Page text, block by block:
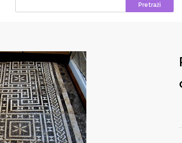
Pretraži